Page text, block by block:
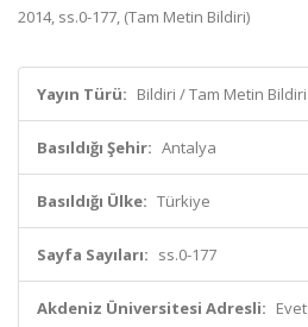
2014, ss.0-177, (Tam Metin Bildiri)
Yayın Türü: Bildiri / Tam Metin Bildiri
Basıldığı Şehir: Antalya
Basıldığı Ülke: Türkiye
Sayfa Sayıları: ss.0-177
Akdeniz Üniversitesi Adresli: Evet